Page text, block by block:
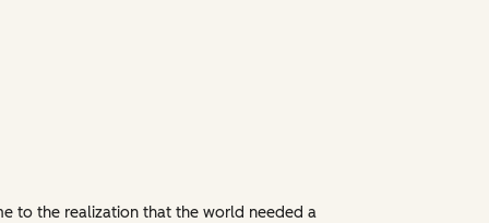
to the realization that the world needed a